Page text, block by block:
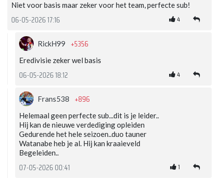
Niet voor basis maar zeker voor het team, perfecte sub!
06-05-2026 17:16 4
RickH99 +5356
Eredivisie zeker wel basis
06-05-2026 18:12 4
Frans538 +896
Helemaal geen perfecte sub...dit is je leider..
Hij kan de nieuwe verdediging opleiden
Gedurende het hele seizoen..duo tauner
Watanabe heb je al. Hij kan kraaieveld
Begeleiden..
07-05-2026 00:41 1